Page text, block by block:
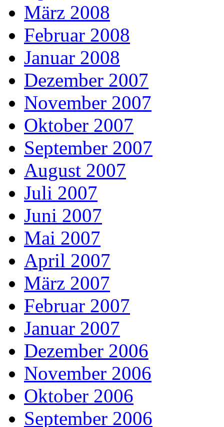
März 2008
Februar 2008
Januar 2008
Dezember 2007
November 2007
Oktober 2007
September 2007
August 2007
Juli 2007
Juni 2007
Mai 2007
April 2007
März 2007
Februar 2007
Januar 2007
Dezember 2006
November 2006
Oktober 2006
September 2006